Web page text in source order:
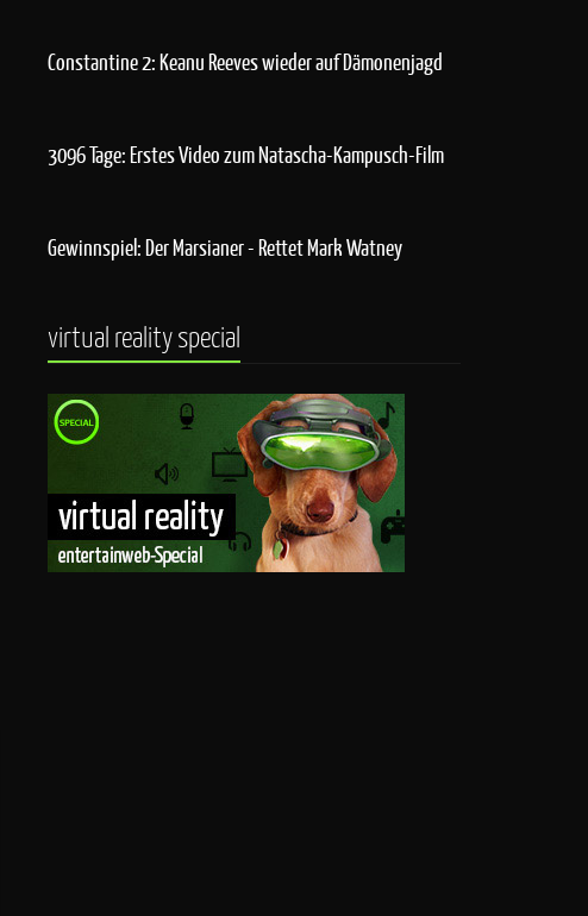
Constantine 2: Keanu Reeves wieder auf Dämonenjagd
3096 Tage: Erstes Video zum Natascha-Kampusch-Film
Gewinnspiel: Der Marsianer - Rettet Mark Watney
virtual reality special